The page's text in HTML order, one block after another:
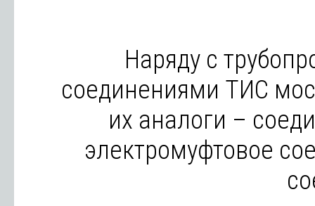
Наряду с
соединениями ТИС
их аналоги –
электромуфтовое